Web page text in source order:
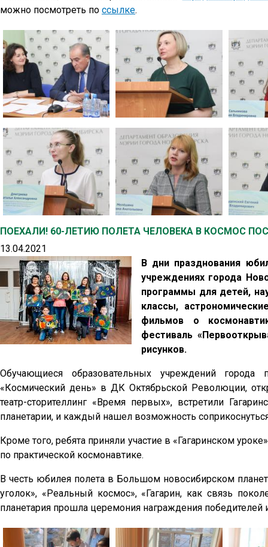
можно посмотреть по ссылке.
ПОЕХАЛИ! 60-ЛЕТИЮ ПОЛЕТА ЧЕЛОВЕКА В КОСМОС
13.04.2021
В дни празднования
учреждениях города
программы для детей,
классы,
фильмов о
фестиваль
рисунков.
Обучающиеся образовательных учреждений города
«Космический день» в ДК Октябрьской Революции,
театр-сторителлинг «Время первых», встретили
планетарии, и каждый нашел возможность
Кроме того, ребята приняли участие в «Гагаринском
по практической космонавтике.
В честь юбилея полета в Большом новосибирском
уголок», «Реальный космос», «Гагарин, как связь
планетария прошла церемония награждения победителей